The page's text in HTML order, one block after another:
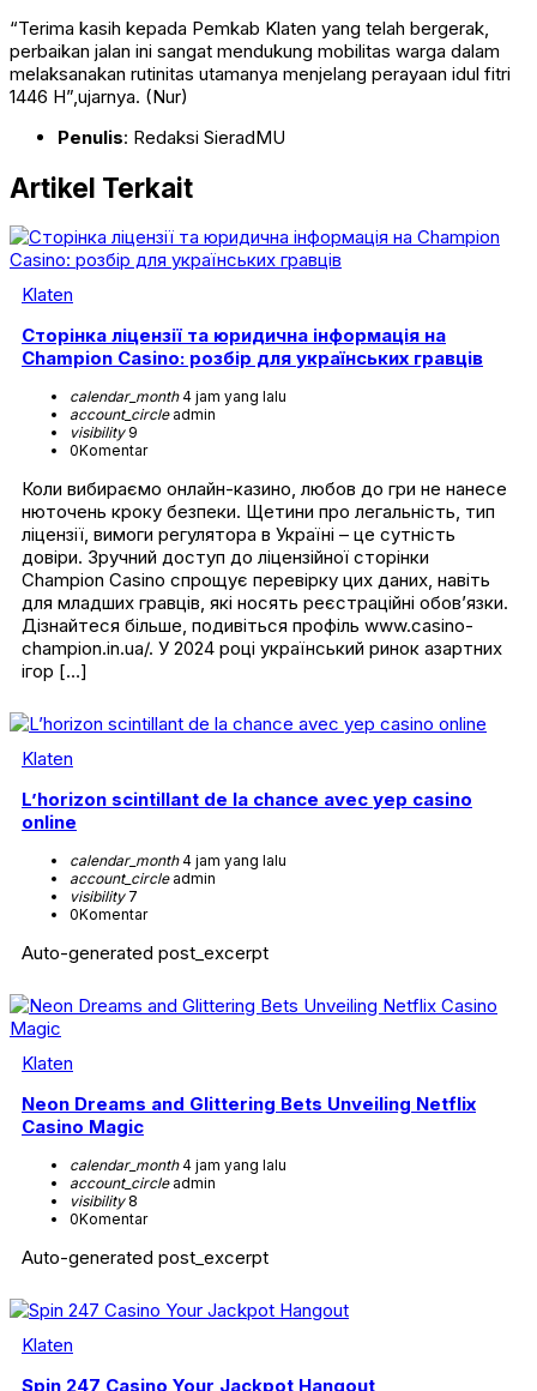
“Terima kasih kepada Pemkab Klaten yang telah bergerak,
perbaikan jalan ini sangat mendukung mobilitas warga dalam
melaksanakan rutinitas utamanya menjelang perayaan idul fitri
1446 H”,ujarnya. (Nur)
Penulis: Redaksi SieradMU
Artikel Terkait
Klaten
Сторінка ліцензії та юридична інформація на
Champion Casino: розбір для українських гравців
calendar_month4 jam yang lalu
account_circleadmin
visibility9
0Komentar
Коли вибираємо онлайн-казино, любов до гри не нанесе
нюточень кроку безпеки. Щетини про легальність, тип
ліцензії, вимоги регулятора в Україні – це сутність
довіри. Зручний доступ до ліцензійної сторінки
Champion Casino спрощує перевірку цих даних, навіть
для младших гравців, які носять реєстраційні обов’язки.
Дізнайтеся більше, подивіться профіль www.casino-
champion.in.ua/. У 2024 році український ринок азартних
ігор […]
Klaten
L’horizon scintillant de la chance avec yep casino
online
calendar_month4 jam yang lalu
account_circleadmin
visibility7
0Komentar
Auto-generated post_excerpt
Klaten
Neon Dreams and Glittering Bets Unveiling Netflix
Casino Magic
calendar_month4 jam yang lalu
account_circleadmin
visibility8
0Komentar
Auto-generated post_excerpt
Klaten
Spin 247 Casino Your Jackpot Hangout